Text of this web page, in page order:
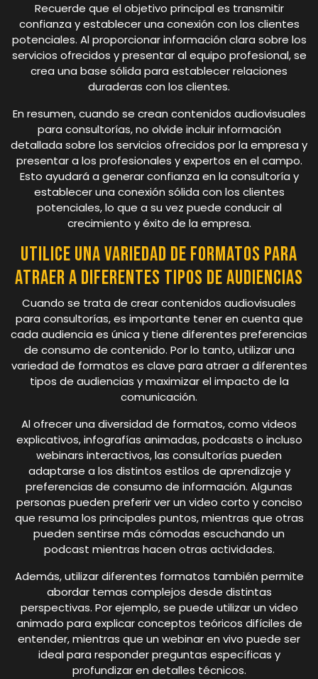
Recuerde que el objetivo principal es transmitir
confianza y establecer una conexión con los clientes
potenciales. Al proporcionar información clara sobre los
servicios ofrecidos y presentar al equipo profesional, se
crea una base sólida para establecer relaciones
duraderas con los clientes.
En resumen, cuando se crean contenidos audiovisuales
para consultorías, no olvide incluir información
detallada sobre los servicios ofrecidos por la empresa y
presentar a los profesionales y expertos en el campo.
Esto ayudará a generar confianza en la consultoría y
establecer una conexión sólida con los clientes
potenciales, lo que a su vez puede conducir al
crecimiento y éxito de la empresa.
Utilice una variedad de formatos para
atraer a diferentes tipos de audiencias
Cuando se trata de crear contenidos audiovisuales
para consultorías, es importante tener en cuenta que
cada audiencia es única y tiene diferentes preferencias
de consumo de contenido. Por lo tanto, utilizar una
variedad de formatos es clave para atraer a diferentes
tipos de audiencias y maximizar el impacto de la
comunicación.
Al ofrecer una diversidad de formatos, como videos
explicativos, infografías animadas, podcasts o incluso
webinars interactivos, las consultorías pueden
adaptarse a los distintos estilos de aprendizaje y
preferencias de consumo de información. Algunas
personas pueden preferir ver un video corto y conciso
que resuma los principales puntos, mientras que otras
pueden sentirse más cómodas escuchando un
podcast mientras hacen otras actividades.
Además, utilizar diferentes formatos también permite
abordar temas complejos desde distintas
perspectivas. Por ejemplo, se puede utilizar un video
animado para explicar conceptos teóricos difíciles de
entender, mientras que un webinar en vivo puede ser
ideal para responder preguntas específicas y
profundizar en detalles técnicos.